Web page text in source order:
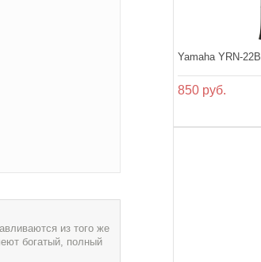
Yamaha YRN-22B
850 руб.
из того же
богатый, полный